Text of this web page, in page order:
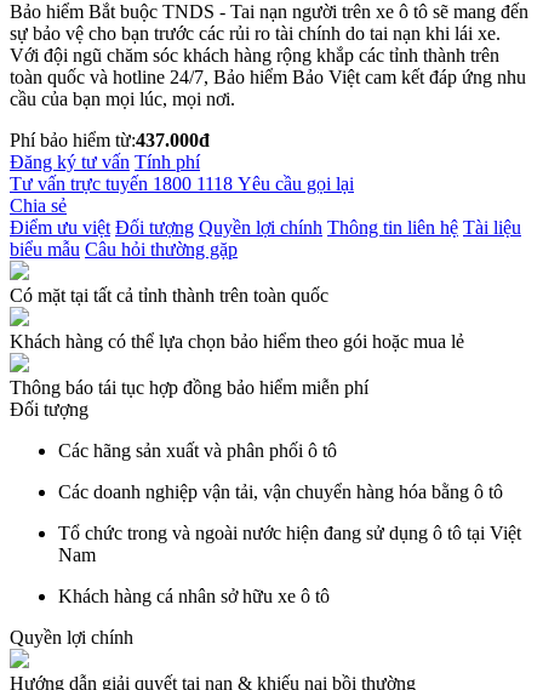
Bảo hiểm Bắt buộc TNDS - Tai nạn người trên xe ô tô sẽ mang đến
sự bảo vệ cho bạn trước các rủi ro tài chính do tai nạn khi lái xe.
Với đội ngũ chăm sóc khách hàng rộng khắp các tỉnh thành trên
toàn quốc và hotline 24/7, Bảo hiểm Bảo Việt cam kết đáp ứng nhu
cầu của bạn mọi lúc, mọi nơi.
Phí bảo hiểm từ:437.000đ
Đăng ký tư vấn Tính phí
Tư vấn trực tuyến 1800 1118 Yêu cầu gọi lại
Chia sẻ
Điểm ưu việt Đối tượng Quyền lợi chính Thông tin liên hệ Tài liệu
biểu mẫu Câu hỏi thường gặp
Có mặt tại tất cả tỉnh thành trên toàn quốc
Khách hàng có thể lựa chọn bảo hiểm theo gói hoặc mua lẻ
Thông báo tái tục hợp đồng bảo hiểm miễn phí
Đối tượng
Các hãng sản xuất và phân phối ô tô
Các doanh nghiệp vận tải, vận chuyển hàng hóa bằng ô tô
Tổ chức trong và ngoài nước hiện đang sử dụng ô tô tại Việt
Nam
Khách hàng cá nhân sở hữu xe ô tô
Quyền lợi chính
Hướng dẫn giải quyết tai nạn & khiếu nại bồi thường